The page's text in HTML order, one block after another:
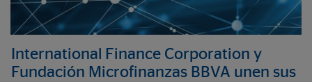
International Finance Corporation y
Fundación Microfinanzas BBVA unen sus